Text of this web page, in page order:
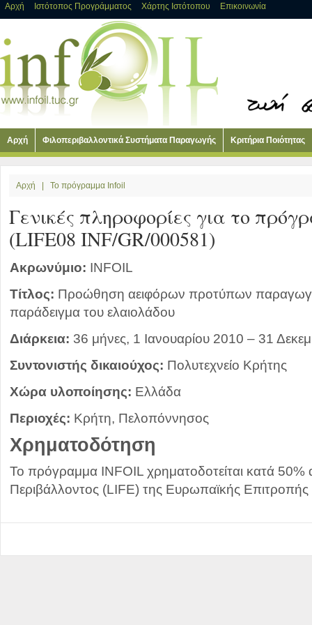
Αρχή Ιστότοπος Προγράμματος Χάρτης Ιστότοπου Επικοινωνία
Αρχή Φιλοπεριβαλλοντικά Συστήματα Παραγωγής Κριτήρια Ποιότητας
Αρχή Το πρόγραμμα Infoil
Γενικές πληροφορίες για το
(LIFE08 INF/GR/000581)
Ακρωνύμιο: INFOIL
Τίτλος: Προώθηση αειφόρων προτύπων
παράδειγμα του ελαιολάδου
Διάρκεια: 36 μήνες, 1 Ιανουαρίου 2010 – 31
Συντονιστής δικαιούχος: Πολυτεχνείο Κρήτης
Χώρα υλοποίησης: Ελλάδα
Περιοχές: Κρήτη, Πελοπόννησος
Χρηματοδότηση
Το πρόγραμμα INFOIL χρηματοδοτείται κατά 50%
Περιβάλλοντος (LIFE) της Ευρωπαϊκής Επιτροπής